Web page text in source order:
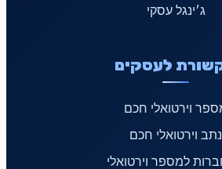
ג׳ינגל עסקי
לעסקים
וירטואלי חכם
נתב וירטואלי חכם
למספר וירטואלי